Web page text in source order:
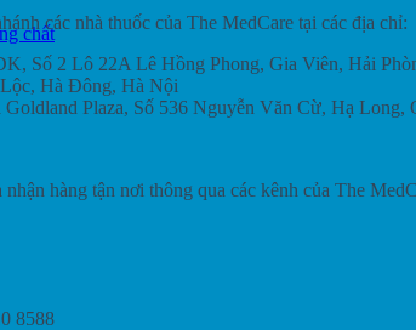
chất
các nhà thuốc của The MedCare tại các địa chỉ:
Số 2 Lô 22A Lê Hồng Phong, Gia Viên, Hải
Hà Đông, Hà Nội
Plaza, Số 536 Nguyễn Văn Cừ, Hạ Long,
hàng tận nơi thông qua các kênh của The
8588